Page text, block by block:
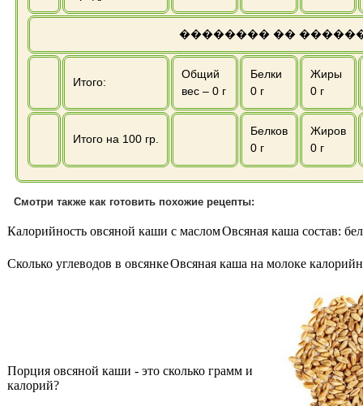
�������� ��
Итого:
Общий
вес – 0 г
Белки
0 г
Жиры
0 г
Итого на 100 гр.
Белков
0 г
Жиров
0 г
Смотри также как готовить похожие рецепты:
Калорийность овсяной каши с масломОвсяная каша состав:
Сколько углеводов в овсянкеОвсяная каша на молоке
Порция овсяной каши - это сколько грамм и
калорий?